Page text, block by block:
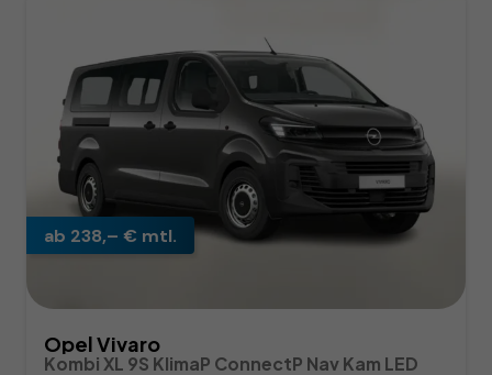
ab 238,– € mtl.
Opel Vivaro
Kombi XL 9S KlimaP ConnectP Nav Kam LED